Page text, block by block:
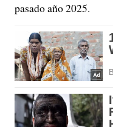
pasado año 2025.